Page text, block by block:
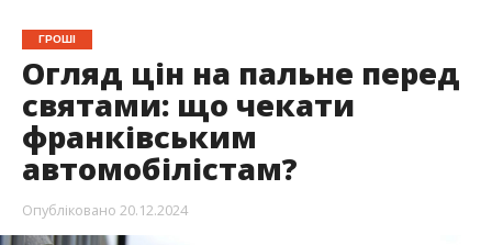
ГРОШІ
Огляд цін на пальне перед
святами: що чекати
франківським
автомобілістам?
Опубліковано 20.12.2024